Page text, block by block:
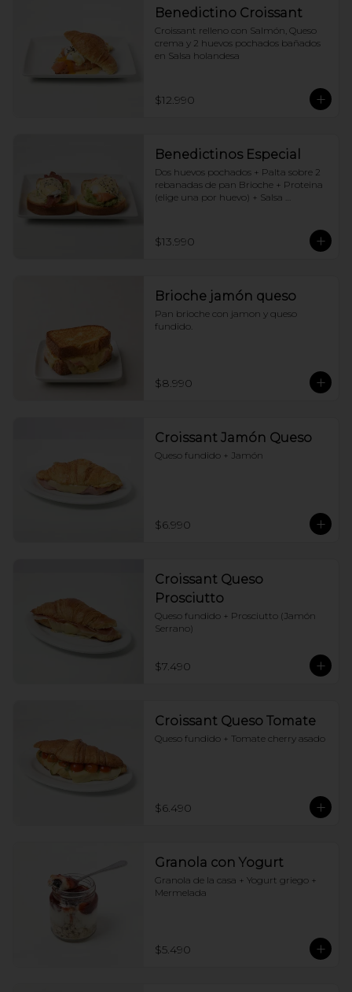
Benedictino Croissant
Croissant relleno con Salmón, Queso
crema y 2 huevos pochados bañados
en Salsa holandesa
$12.990
Benedictinos Especial
Dos huevos pochados + Palta sobre 2
rebanadas de pan Brioche + Proteina
(elige una por huevo) + Salsa
$13.990
Brioche jamón queso
Pan brioche con jamon y queso
fundido.
$8.990
Croissant Jamón Queso
Queso fundido + Jamón
$6.990
Croissant Queso
Prosciutto
Queso fundido + Prosciutto (Jamón
Serrano)
$7.490
Croissant Queso Tomate
Queso fundido + Tomate cherry asado
$6.490
Granola con Yogurt
Granola de la casa + Yogurt griego +
Mermelada
$5.490